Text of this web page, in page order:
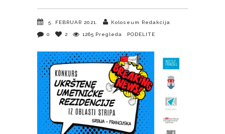
5. FEBRUAR 2021. Koloseum Redakcija
0 2 1265 Pregleda PODELITE